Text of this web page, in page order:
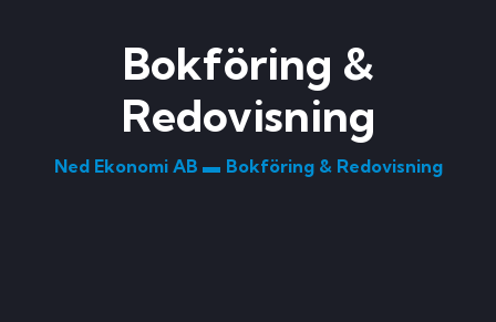
Bokföring &
Redovisning
Ned Ekonomi AB ▬ Bokföring & Redovisning